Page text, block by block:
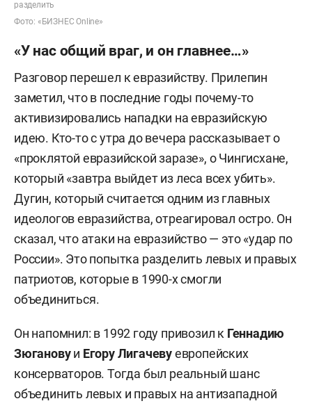
разделить
Фото: «БИЗНЕС Online»
«У нас общий враг, и он главнее…»
Разговор перешел к евразийству. Прилепин
заметил, что в последние годы почему-то
активизировались нападки на евразийскую
идею. Кто-то с утра до вечера рассказывает о
«проклятой евразийской заразе», о Чингисхане,
который «завтра выйдет из леса всех убить».
Дугин, который считается одним из главных
идеологов евразийства, отреагировал остро. Он
сказал, что атаки на евразийство — это «удар по
России». Это попытка разделить левых и правых
патриотов, которые в 1990-х смогли
объединиться.
Он напомнил: в 1992 году привозил к Геннадию
Зюгановуи Егору Лигачевуевропейских
консерваторов. Тогда был реальный шанс
объединить левых и правых на антизападной